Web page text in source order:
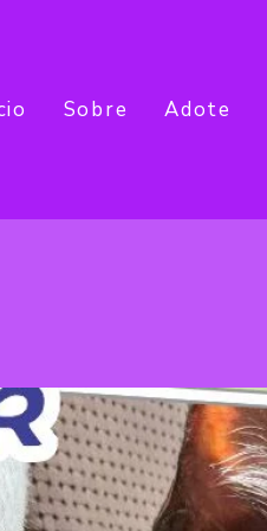
Sobre Adote